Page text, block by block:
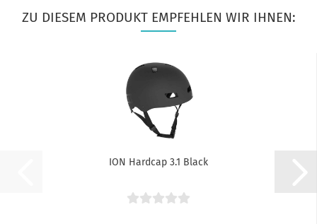
ZU DIESEM PRODUKT EMPFEHLEN WIR IHNEN:
ION Hardcap 3.1 Black